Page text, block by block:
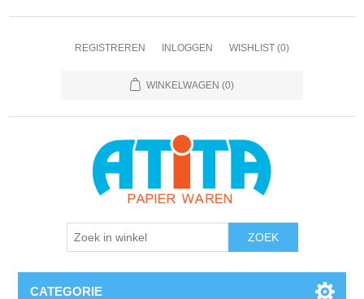
REGISTREREN INLOGGEN WISHLIST (0)
WINKELWAGEN (0)
CATEGORIE